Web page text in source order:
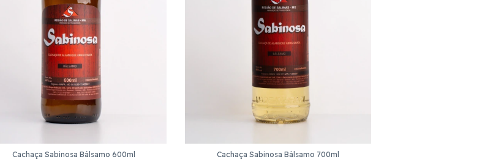
Cachaça Sabinosa Bálsamo 600ml
Cachaça Sabinosa Bálsamo 700ml